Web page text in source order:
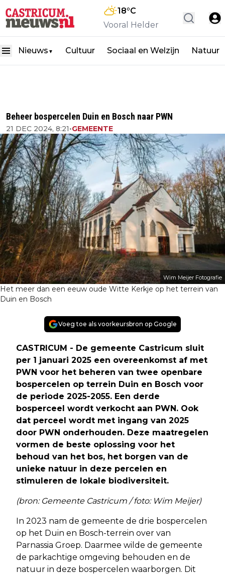
18°C
Vooral Helder
Nieuws ▼ Cultuur Sociaal en Welzijn Natuur
Beheer bospercelen Duin en Bosch naar PWN
21 DEC 2024, 8:21•GEMEENTE
Wim Meijer Fotografie
Het meer dan een eeuw oude Witte Kerkje op het terrein van
Duin en Bosch
Voeg toe als voorkeursbron op Google
CASTRICUM - De gemeente Castricum sluit
per 1 januari 2025 een overeenkomst af met
PWN voor het beheren van twee openbare
bospercelen op terrein Duin en Bosch voor
de periode 2025-2055. Een derde
bosperceel wordt verkocht aan PWN. Ook
dat perceel wordt met ingang van 2025
door PWN onderhouden. Deze maatregelen
vormen de beste oplossing voor het
behoud van het bos, het borgen van de
unieke natuur in deze percelen en
stimuleren de lokale biodiversiteit.
(bron: Gemeente Castricum / foto: Wim Meijer)
In 2023 nam de gemeente de drie bospercelen
op het Duin en Bosch-terrein over van
Parnassia Groep. Daarmee wilde de gemeente
de parkachtige omgeving behouden en de
natuur in deze bospercelen waarborgen. Dit